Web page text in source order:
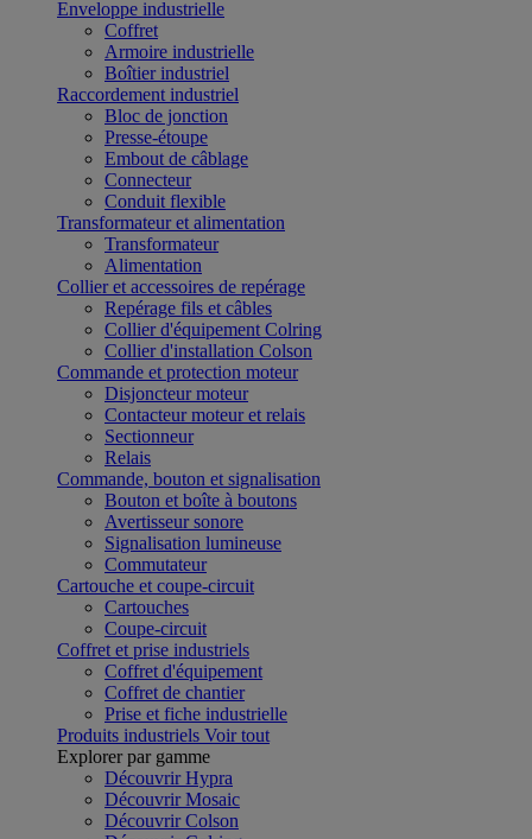
Enveloppe industrielle
Coffret
Armoire industrielle
Boîtier industriel
Raccordement industriel
Bloc de jonction
Presse-étoupe
Embout de câblage
Connecteur
Conduit flexible
Transformateur et alimentation
Transformateur
Alimentation
Collier et accessoires de repérage
Repérage fils et câbles
Collier d'équipement Colring
Collier d'installation Colson
Commande et protection moteur
Disjoncteur moteur
Contacteur moteur et relais
Sectionneur
Relais
Commande, bouton et signalisation
Bouton et boîte à boutons
Avertisseur sonore
Signalisation lumineuse
Commutateur
Cartouche et coupe-circuit
Cartouches
Coupe-circuit
Coffret et prise industriels
Coffret d'équipement
Coffret de chantier
Prise et fiche industrielle
Produits industriels Voir tout
Explorer par gamme
Découvrir Hypra
Découvrir Mosaic
Découvrir Colson